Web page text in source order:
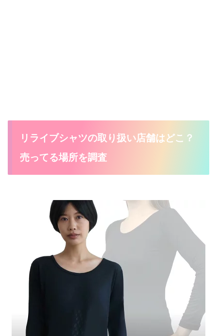
リライブシャツの取り扱い店舗はどこ？
売ってる場所を調査